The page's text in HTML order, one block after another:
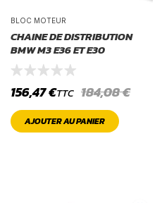
BLOC MOTEUR
CHAINE DE DISTRIBUTION
BMW M3 E36 ET E30
184,08€
156,47€TTC
AJOUTER AU PANIER